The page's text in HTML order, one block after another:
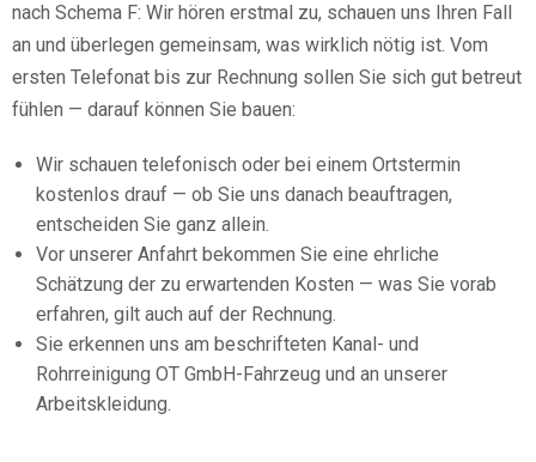
nach Schema F: Wir hören erstmal zu, schauen uns Ihren Fall
an und überlegen gemeinsam, was wirklich nötig ist. Vom
ersten Telefonat bis zur Rechnung sollen Sie sich gut betreut
fühlen — darauf können Sie bauen:
Wir schauen telefonisch oder bei einem Ortstermin
kostenlos drauf — ob Sie uns danach beauftragen,
entscheiden Sie ganz allein.
Vor unserer Anfahrt bekommen Sie eine ehrliche
Schätzung der zu erwartenden Kosten — was Sie vorab
erfahren, gilt auch auf der Rechnung.
Sie erkennen uns am beschrifteten Kanal- und
Rohrreinigung OT GmbH-Fahrzeug und an unserer
Arbeitskleidung.